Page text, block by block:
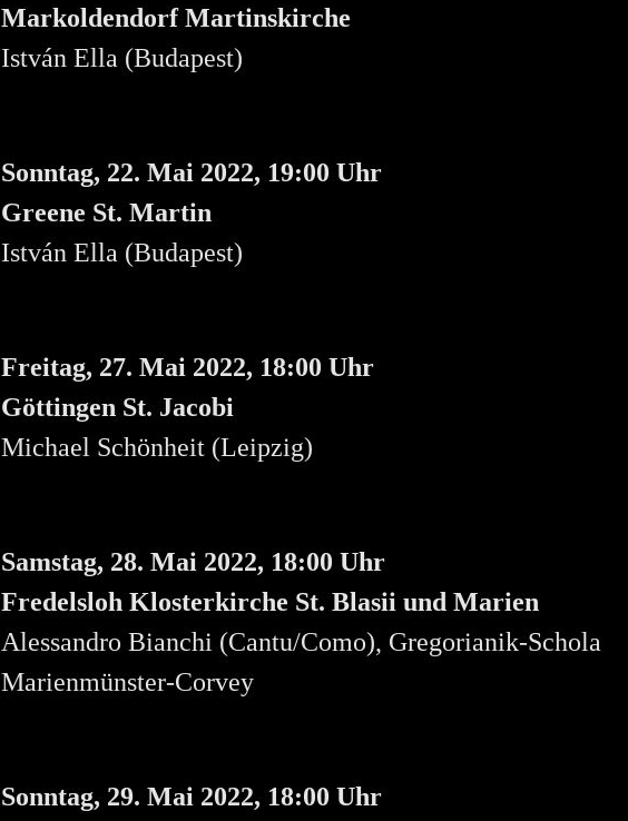
Markoldendorf Martinskirche
István Ella (Budapest)
Sonntag, 22. Mai 2022, 19:00 Uhr
Greene St. Martin
István Ella (Budapest)
Freitag, 27. Mai 2022, 18:00 Uhr
Göttingen St. Jacobi
Michael Schönheit (Leipzig)
Samstag, 28. Mai 2022, 18:00 Uhr
Fredelsloh Klosterkirche St. Blasii und Marien
Alessandro Bianchi (Cantu/Como), Gregorianik-Schola
Marienmünster-Corvey
Sonntag, 29. Mai 2022, 18:00 Uhr